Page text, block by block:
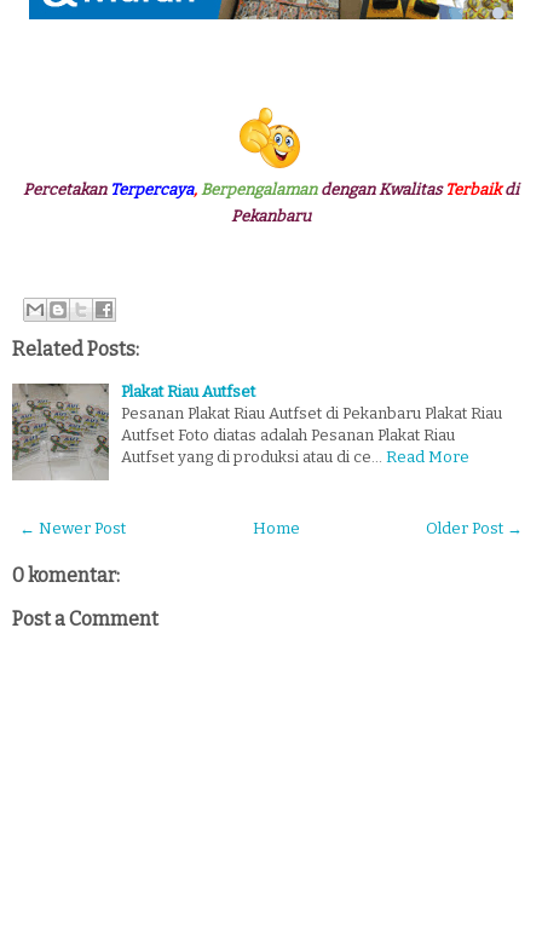
Percetakan Terpercaya, Berpengalamandengan Kwalitas Terbaik di
Pekanbaru
Related Posts:
Plakat Riau Autfset
Pesanan Plakat Riau Autfset di Pekanbaru Plakat Riau
Autfset Foto diatas adalah Pesanan Plakat Riau
Autfset yang di produksi atau di ce…
Read More
← Newer Post Older Post →
Home
0 komentar:
Post a Comment